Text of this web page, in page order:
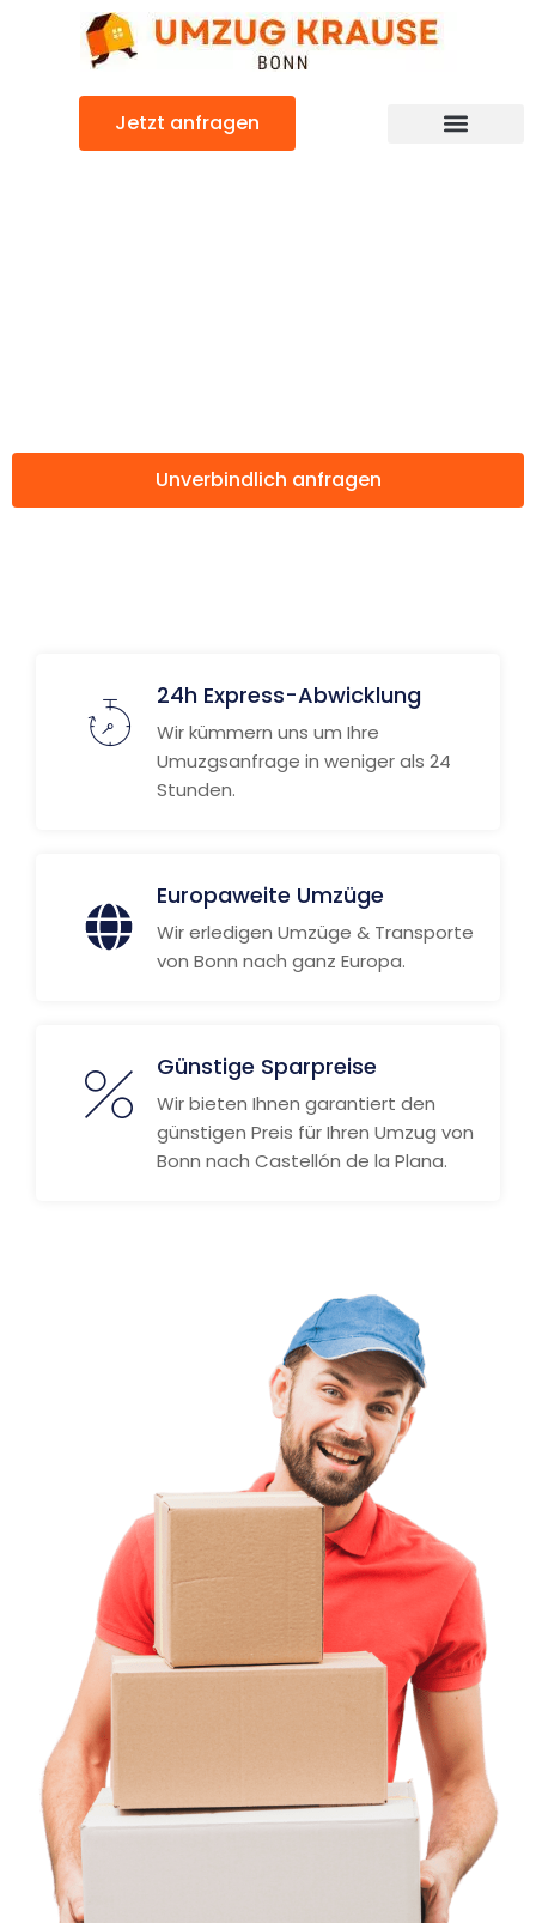
Jetzt anfragen
Unverbindlich anfragen
24h Express-Abwicklung
Wir kümmern uns um Ihre
Umuzgsanfrage in weniger als 24
Stunden.
Europaweite Umzüge
Wir erledigen Umzüge & Transporte
von Bonn nach ganz Europa.
Günstige Sparpreise
Wir bieten Ihnen garantiert den
günstigen Preis für Ihren Umzug von
Bonn nach Castellón de la Plana.